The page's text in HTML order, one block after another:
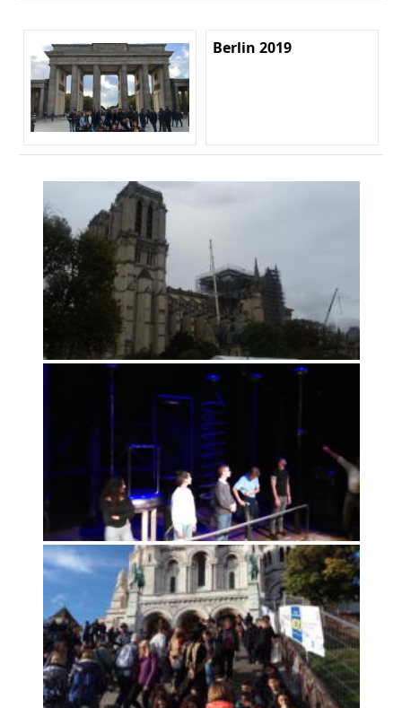
Berlin 2019